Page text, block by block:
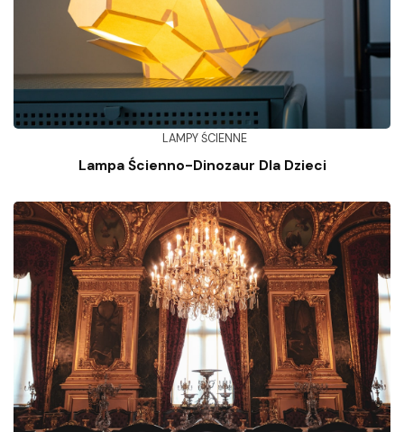
LAMPY ŚCIENNE
Lampa Ścienno-Dinozaur Dla Dzieci